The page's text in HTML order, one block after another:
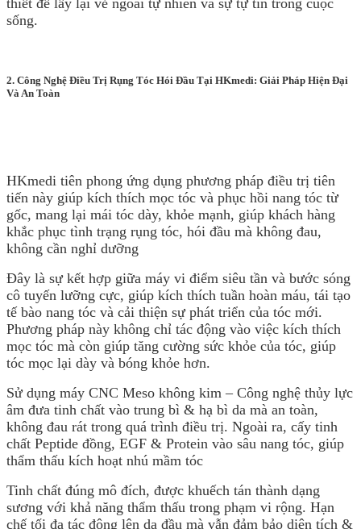
sống.
2. Công Nghệ Điều Trị Rụng Tóc Hói Đầu Tại HKmedi: Giải Pháp Hiện Đại
Và An Toàn
HKmedi tiên phong ứng dụng phương pháp điều trị tiên
tiến này giúp kích thích mọc tóc và phục hồi nang tóc từ
gốc, mang lại mái tóc dày, khỏe mạnh, giúp khách hàng
khắc phục tình trạng rụng tóc, hói đầu mà không đau,
không cần nghỉ dưỡng
Đây là sự kết hợp giữa máy vi điểm siêu tần và bước sóng
cô tuyến lưỡng cực, giúp kích thích tuần hoàn máu, tái tạo
tế bào nang tóc và cải thiện sự phát triển của tóc mới.
Phương pháp này không chỉ tác động vào việc kích thích
mọc tóc mà còn giúp tăng cường sức khỏe của tóc, giúp
tóc mọc lại dày và bóng khỏe hơn.
Sử dụng máy CNC Meso không kim – Công nghệ thủy lực
âm đưa tinh chất vào trung bì & hạ bì da mà an toàn,
không đau rát trong quá trình điều trị. Ngoài ra, cấy tinh
chất Peptide đồng, EGF & Protein vào sâu nang tóc, giúp
thẩm thấu kích hoạt nhú mầm tóc
Tinh chất đúng mô đích, được khuếch tán thành dạng
sương với khả năng thẩm thấu trong phạm vi rộng. Hạn
chế tối đa tác động lên da đầu mà vẫn đảm bảo diện tích &